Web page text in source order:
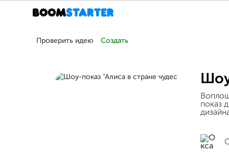
Проверить идею Создать
показ